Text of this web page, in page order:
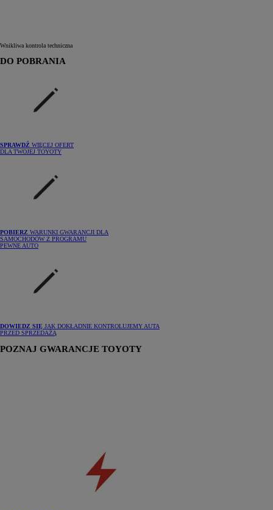
Wnikliwa kontrola techniczna
DO POBRANIA
SPRAWDŹ WIĘCEJ OFERT
DLA TWOJEJ TOYOTY
POBIERZ WARUNKI GWARANCJI DLA
SAMOCHODÓW Z PROGRAMU
PEWNE AUTO
DOWIEDZ SIĘ JAK DOKŁADNIE KONTROLUJEMY AUTA
PRZED SPRZEDAŻĄ
POZNAJ GWARANCJE TOYOTY